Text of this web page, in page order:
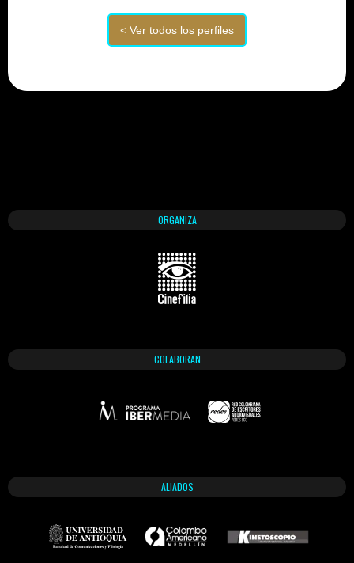
ORGANIZA
COLABORAN
ALIADOS